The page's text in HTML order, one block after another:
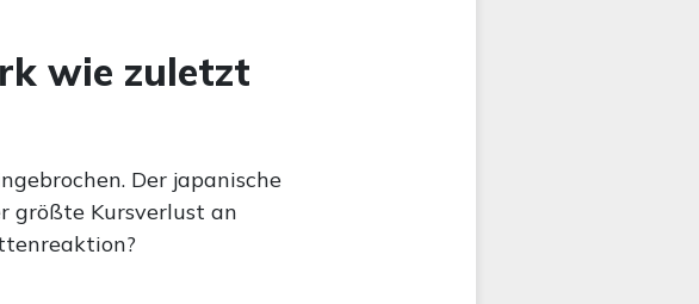
wie zuletzt
Der japanische
größte Kursverlust an